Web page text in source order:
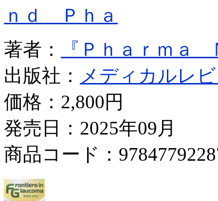
ｎｄ Ｐｈａ
著者：
『Ｐｈａｒｍａ
出版社： メディカルレ
価格： 2,800円
発売日：2025年09月
商品コード：